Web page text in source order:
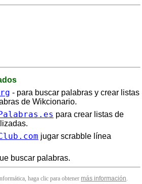
- para buscar palabras y crear listas
de Wikcionario.
para crear listas de
jugar scrabble línea
buscar palabras.
haga clic para obtener más información.